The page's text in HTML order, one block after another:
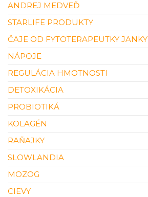
ANDREJ MEDVEĎ
STARLIFE PRODUKTY
ČAJE OD FYTOTERAPEUTKY JANKY
NÁPOJE
REGULÁCIA HMOTNOSTI
DETOXIKÁCIA
PROBIOTIKÁ
KOLAGÉN
RAŇAJKY
SLOWLANDIA
MOZOG
CIEVY